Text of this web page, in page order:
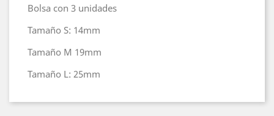
Bolsa con 3 unidades
Tamaño S: 14mm
Tamaño M 19mm
Tamaño L: 25mm